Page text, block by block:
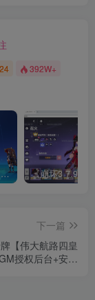
392W+
[一键安装] 【转载】原神3.4真端服务端+源码+配套客户端+详尽说明+GM工具+源码说明文件
下一篇
【伟大航路四皇
授权后台+安卓